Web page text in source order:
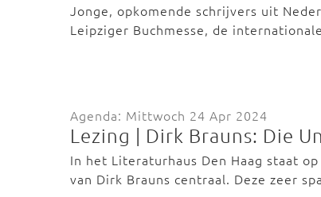
Jonge, opkomende schrijvers uit
Leipziger Buchmesse, de
Agenda: Mittwoch 24 Apr 2024
Lezing | Dirk Brauns: Die
In het Literaturhaus Den Haag staat
van Dirk Brauns centraal. Deze zeer